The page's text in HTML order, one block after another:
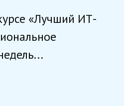
«Лучший ИТ-